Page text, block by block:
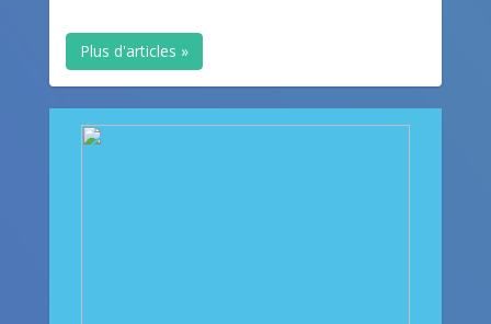
Plus d'articles »